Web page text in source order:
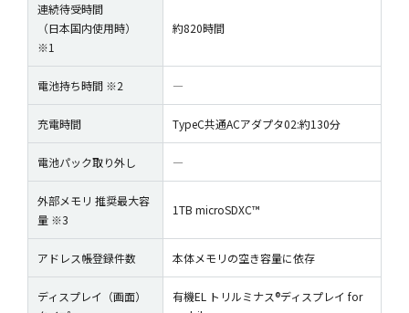
連続待受時間
（日本国内使用時）
※1
約820時間
電池持ち時間 ※2 ―
充電時間 TypeC共通ACアダプタ02:約130分
電池パック取り外し ―
外部メモリ 推奨最大容
量 ※3
1TB microSDXC™
アドレス帳登録件数 本体メモリの空き容量に依存
ディスプレイ（画面）
有機EL トリルミナス®ディスプレイ for